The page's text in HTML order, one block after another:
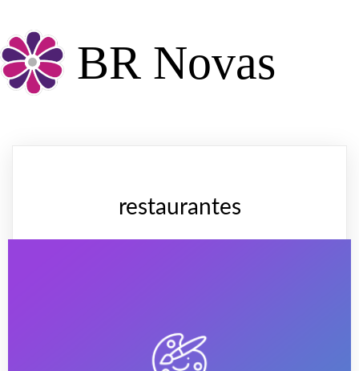
BR Novas
restaurantes